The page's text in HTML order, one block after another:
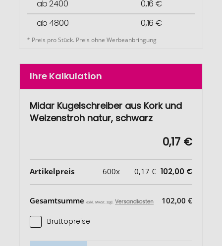
ab 2400
0,16 €
ab 4800
0,16 €
* Preis pro Stück. Preis ohne Werbeanbringung
Ihre Kalkulation
Midar Kugelschreiber aus Kork und
Weizenstroh natur, schwarz
0,17 €
Artikelpreis 600x 0,17 € 102,00 €
Gesamtsumme exkl. MwSt. zzgl. Versandkosten 102,00 €
Bruttopreise